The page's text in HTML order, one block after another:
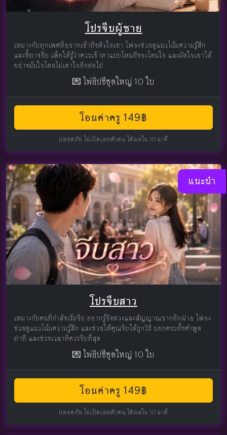
โปรจีบผู้ชาย
เหมาะกับทุกเพศที่อยากเข้าถึงหัวใจเขา ไพ่จะช่วยดูแนวโน้มความรู้สึก
และชี้ทางจีบ เพื่อให้รู้ว่าควรเข้าหาแบบไหนถึงจะโดนใจ และมัดใจเขาได้
อย่างมั่นใจโดยไม่เดาใจอีกต่อไป
💌 ไพ่ยิปซีชุดใหญ่ 10 ใบ
โอนค่าครู 149฿
ปลอดภัย ไม่เปิดเผยตัวตน ได้ผลใน 10 นาที
แนะนำ
โปรจีบสาว
เหมาะกับคนที่กำลังเริ่มจีบ อยากรู้จังหวะและสัญญาณจากอีกฝ่าย ไพ่จะ
ช่วยดูแนวโน้มความรู้สึก และช่วยให้คุณจีบได้ถูกวิธี บอกครบทั้งคำพูด
ท่าที และช่วงเวลาที่ควรจีบที่สุด
💌 ไพ่ยิปซีชุดใหญ่ 10 ใบ
โอนค่าครู 149฿
ปลอดภัย ไม่เปิดเผยตัวตน ได้ผลใน 10 นาที